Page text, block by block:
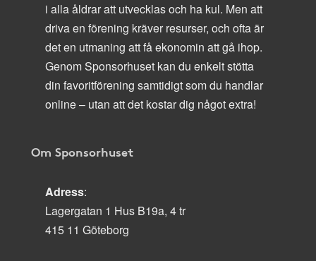
i alla åldrar att utvecklas och ha kul. Men att
driva en förening kräver resurser, och ofta är
det en utmaning att få ekonomin att gå ihop.
Genom Sponsorhuset kan du enkelt stötta
din favoritförening samtidigt som du handlar
online – utan att det kostar dig något extra!
Om Sponsorhuset
Adress:
Lagergatan 1 Hus B19a, 4 tr
415 11 Göteborg